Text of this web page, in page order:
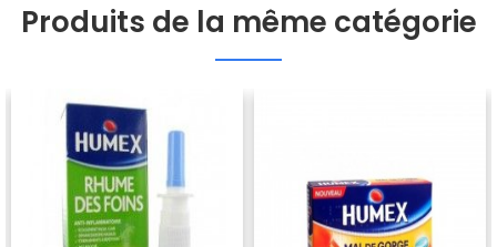
Produits de la même catégorie